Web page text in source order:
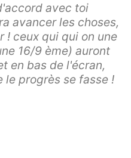
avec toi
avancer les choses,
! ceux qui qui on une
16/9 ème) auront
en bas de l'écran,
le progrès se fasse !